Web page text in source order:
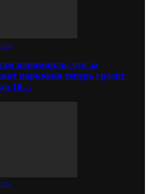
напомнили, что за
парковки теперь грозит
10…